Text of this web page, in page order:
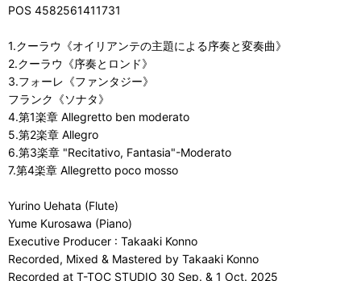
POS 4582561411731
1.クーラウ《オイリアンテの主題による序奏と変奏曲》
2.クーラウ《序奏とロンド》
3.フォーレ《ファンタジー》
フランク《ソナタ》
4.第1楽章 Allegretto ben moderato
5.第2楽章 Allegro
6.第3楽章 "Recitativo, Fantasia"-Moderato
7.第4楽章 Allegretto poco mosso
Yurino Uehata (Flute)
Yume Kurosawa (Piano)
Executive Producer : Takaaki Konno
Recorded, Mixed & Mastered by Takaaki Konno
Recorded at T-TOC STUDIO 30 Sep. & 1 Oct. 2025